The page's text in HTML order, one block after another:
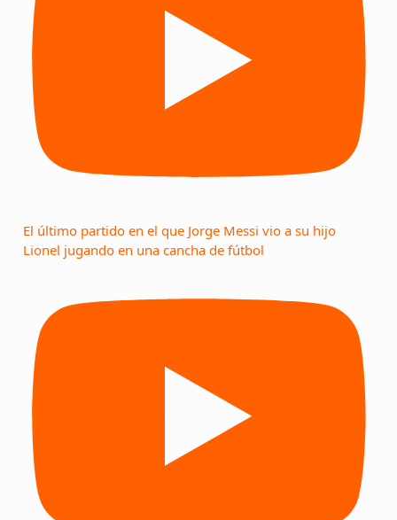
El último partido en el que Jorge Messi vio a su hijo
Lionel jugando en una cancha de fútbol